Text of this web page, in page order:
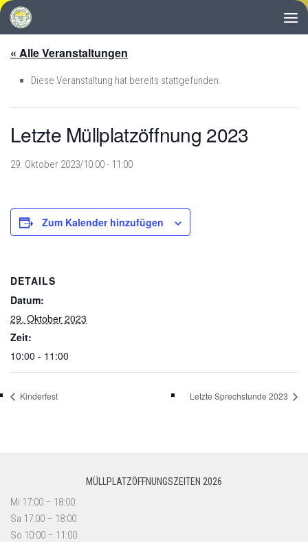
Zum Inhalt springen
« Alle Veranstaltungen
Diese Veranstaltung hat bereits stattgefunden.
Letzte Müllplatzöffnung 2023
29. Oktober 2023/10:00- 11:00
Zum Kalender hinzufügen
DETAILS
Datum:
29. Oktober 2023
Zeit:
10:00 - 11:00
Kinderfest Letzte Sprechstunde 2023
MÜLLPLATZÖFFNUNGSZEITEN 2026
Mi 17:00 – 18:00
Sa 17:00 – 18:00
So 10:00 – 11:00